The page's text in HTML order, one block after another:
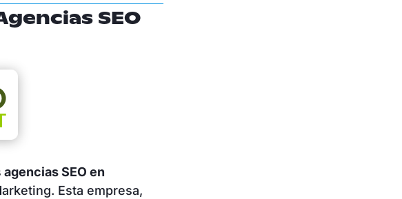
SEO
agencias SEO en
Esta empresa,